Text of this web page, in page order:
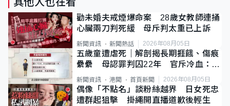
勸未婚夫戒煙爆命案 28歲女教師連捅
心臟兩刀判死緩 母斥判太重已上訴
新聞資訊 新聞熱話 2026年08月05日
五歲童遭虐死｜解剖揭長期捱餓、傷痕
纍纍 母認罪判囚22年 官斥冷血：同
類案最惡劣
新聞資訊 港聞 首頁新聞 2026年08月05日
偶像「不點名」談粉絲越界 日女死忠
遭群起狙擊 掛繩開直播道歉後輕生